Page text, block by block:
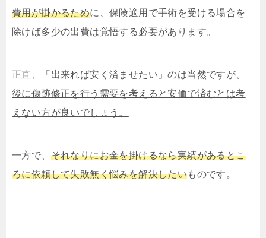
費用が掛かるために、保険適用で手術を受ける場合を
除けば多少の出費は覚悟する必要があります。
正直、「出来れば安く済ませたい」のは当然ですが、
後に傷跡修正を行う需要を考えると安価で済むとは考
えない方が良いでしょう。
一方で、 それなりにお金を掛けるなら実績があるとこ
ろに依頼して失敗無く悩みを解決したいものです。